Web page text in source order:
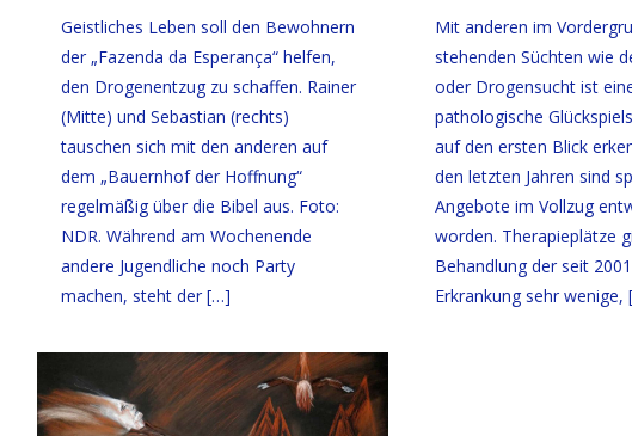
Geistliches Leben soll den Bewohnern
der „Fazenda da Esperança“ helfen,
den Drogenentzug zu schaffen. Rainer
(Mitte) und Sebastian (rechts)
tauschen sich mit den anderen auf
dem „Bauernhof der Hoffnung“
regelmäßig über die Bibel aus. Foto:
NDR. Während am Wochenende
andere Jugendliche noch Party
machen, steht der […]
Mit anderen im
stehenden Süchten wie
oder Drogensucht ist
pathologische
auf den ersten Blick
den letzten Jahren sind
Angebote im Vollzug
worden. Therapieplätze
Behandlung der seit
Erkrankung sehr wenige,